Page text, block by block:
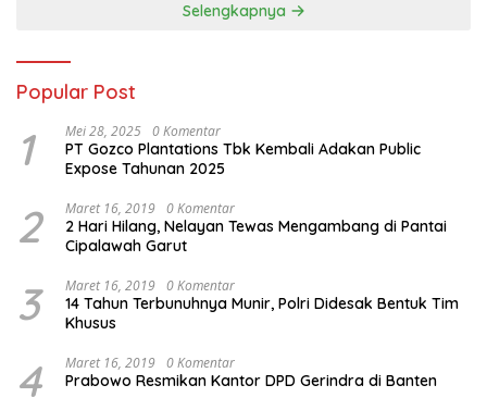
Selengkapnya
Popular Post
1 Mei 28, 2025 0 Komentar
PT Gozco Plantations Tbk Kembali Adakan Public
Expose Tahunan 2025
2 Maret 16, 2019 0 Komentar
2 Hari Hilang, Nelayan Tewas Mengambang di Pantai
Cipalawah Garut
3 Maret 16, 2019 0 Komentar
14 Tahun Terbunuhnya Munir, Polri Didesak Bentuk Tim
Khusus
4 Maret 16, 2019 0 Komentar
Prabowo Resmikan Kantor DPD Gerindra di Banten